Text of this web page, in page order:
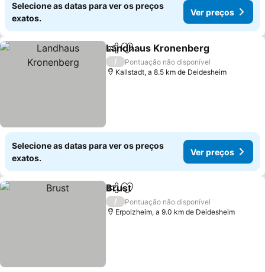
Selecione as datas para ver os preços
exatos.
Ver preços
PartilharAdicionar aos favoritos
Landhaus Kronenberg
/
Pontuação não disponível
Kallstadt, a 8.5 km de Deidesheim
Selecione as datas para ver os preços
exatos.
Ver preços
PartilharAdicionar aos favoritos
Brust
/
Pontuação não disponível
Erpolzheim, a 9.0 km de Deidesheim